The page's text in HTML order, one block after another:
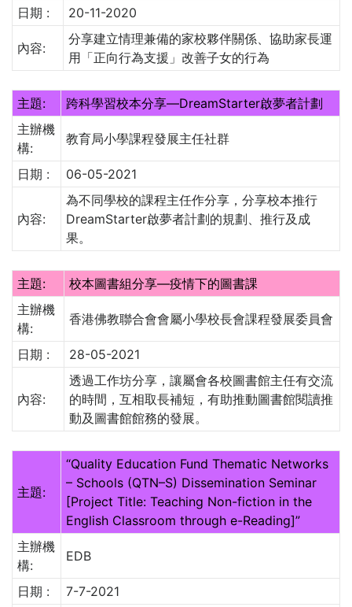
日期 :
20-11-2020
內容:
分享建立情理兼備的家校夥伴關係、協助家長運
用「正向行為支援」改善子女的行為
主題:
跨科學習校本分享—DreamStarter啟夢者計劃
主辦機
構:
教育局小學課程發展主任社群
日期 : 06-05-2021
內容:
為不同學校的課程主任作分享，分享校本推行
DreamStarter啟夢者計劃的規劃、推行及成
果。
主題:
校本圖書組分享—疫情下的圖書課
主辦機
構:
香港佛教聯合會會屬小學校長會課程發展委員會
日期 : 28-05-2021
內容:
透過工作坊分享，讓屬會各校圖書館主任有交流
的時間，互相取長補短，有助推動圖書館閱讀推
動及圖書館館務的發展。
主題:
“Quality Education Fund Thematic Networks
– Schools (QTN–S) Dissemination Seminar
[Project Title: Teaching Non-fiction in the
English Classroom through e-Reading]”
主辦機
構:
EDB
日期 : 7-7-2021